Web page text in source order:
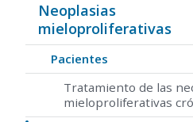
Neoplasias
mieloproliferativas
Pacientes
Tratamiento de las
mieloproliferativas